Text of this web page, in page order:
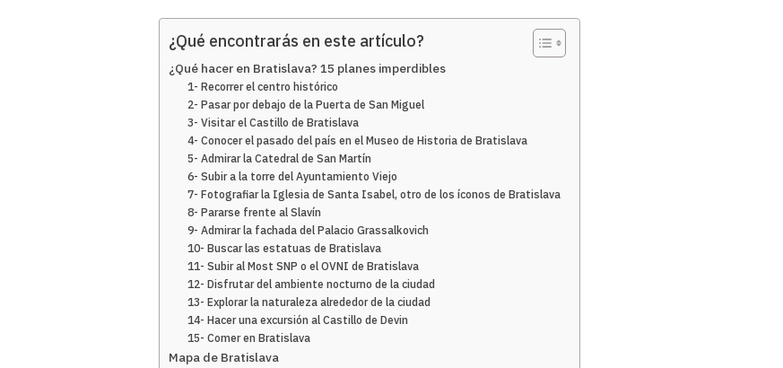
¿Qué encontrarás en este artículo?
¿Qué hacer en Bratislava? 15 planes imperdibles
1- Recorrer el centro histórico
2- Pasar por debajo de la Puerta de San Miguel
3- Visitar el Castillo de Bratislava
4- Conocer el pasado del país en el Museo de Historia de Bratislava
5- Admirar la Catedral de San Martín
6- Subir a la torre del Ayuntamiento Viejo
7- Fotografiar la Iglesia de Santa Isabel, otro de los íconos de Bratislava
8- Pararse frente al Slavín
9- Admirar la fachada del Palacio Grassalkovich
10- Buscar las estatuas de Bratislava
11- Subir al Most SNP o el OVNI de Bratislava
12- Disfrutar del ambiente nocturno de la ciudad
13- Explorar la naturaleza alrededor de la ciudad
14- Hacer una excursión al Castillo de Devin
15- Comer en Bratislava
Mapa de Bratislava